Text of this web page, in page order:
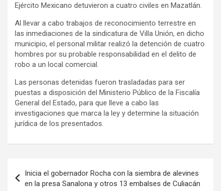
Ejército Mexicano detuvieron a cuatro civiles en Mazatlán.
Al llevar a cabo trabajos de reconocimiento terrestre en
las inmediaciones de la sindicatura de Villa Unión, en dicho
municipio, el personal militar realizó la detención de cuatro
hombres por su probable responsabilidad en el delito de
robo a un local comercial.
Las personas detenidas fueron trasladadas para ser
puestas a disposición del Ministerio Público de la Fiscalía
General del Estado, para que lleve a cabo las
investigaciones que marca la ley y determine la situación
jurídica de los presentados.
de
Inicia el gobernador Rocha con la siembra de alevines
en la presa Sanalona y otros 13 embalses de Culiacán